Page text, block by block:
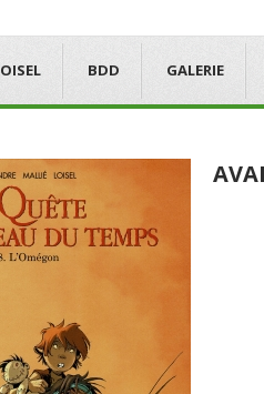
BDD GALERIE